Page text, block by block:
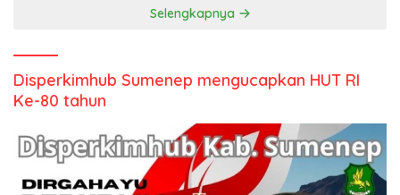
Selengkapnya
Disperkimhub Sumenep mengucapkan HUT RI
Ke-80 tahun